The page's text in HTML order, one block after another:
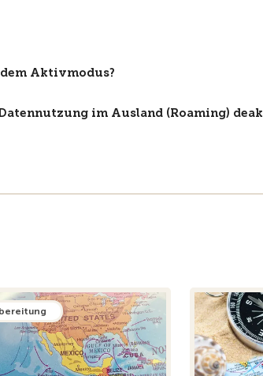
Aktivmodus?
im Ausland (Roaming)